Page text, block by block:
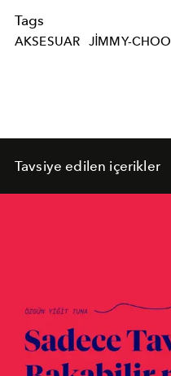
Tags
AKSESUAR JIMMY-CHOO
Tavsiye edilen içerikler